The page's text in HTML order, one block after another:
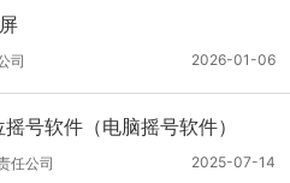
2026-01-06
司
号软件（电脑摇号软件）
2025-07-14
任公司